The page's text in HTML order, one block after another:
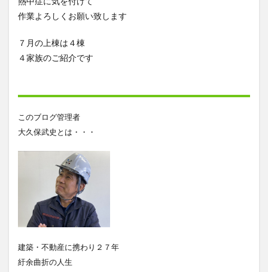
作業よろしくお願い致します
７月の上棟は４棟
４家族のご紹介です
このブログ管理者
大久保武史とは・・・
建築・不動産に携わり２７年
紆余曲折の人生